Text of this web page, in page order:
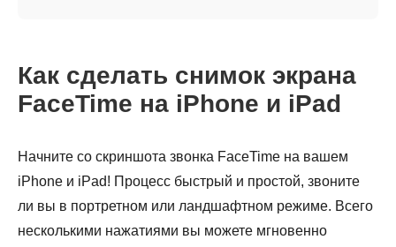
Как сделать снимок экрана
FaceTime на iPhone и iPad
Начните со скриншота звонка FaceTime на вашем
iPhone и iPad! Процесс быстрый и простой, звоните
ли вы в портретном или ландшафтном режиме. Всего
несколькими нажатиями вы можете мгновенно